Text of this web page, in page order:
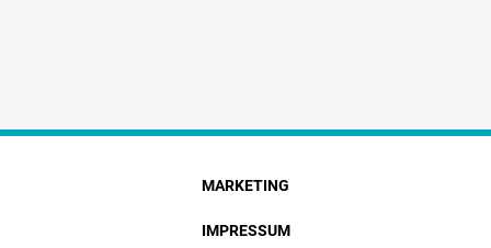
MARKETING
IMPRESSUM